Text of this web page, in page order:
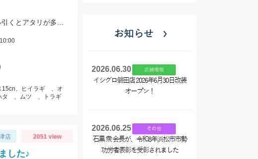
15cn、ヒイラギ 、オ
タ 、ムツ 、トラギ
店 2051 view
した♪
お知らせ
2026.06.30 店舗情報
イシグロ磐田店 2026年6月30日改装
オープン！
2026.06.25 その他
石黒 衆 会長が、令和8年浜松市市勢
功労者表彰を受彰されました